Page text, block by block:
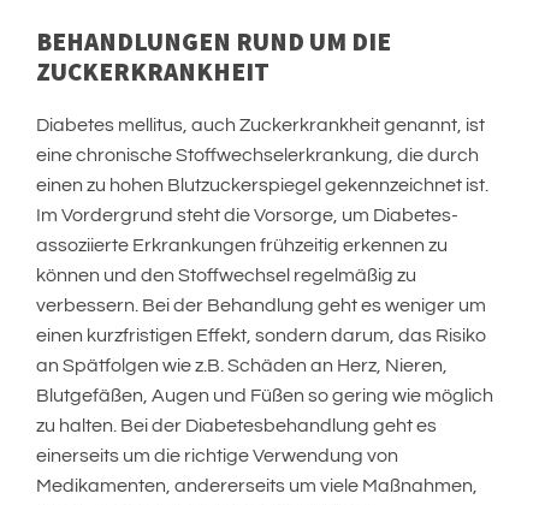
BEHANDLUNGEN RUND UM DIE
ZUCKERKRANKHEIT
Diabetes mellitus, auch Zuckerkrankheit genannt, ist
eine chronische Stoffwechselerkrankung, die durch
einen zu hohen Blutzuckerspiegel gekennzeichnet ist.
Im Vordergrund steht die Vorsorge, um Diabetes-
assoziierte Erkrankungen frühzeitig erkennen zu
können und den Stoffwechsel regelmäßig zu
verbessern. Bei der Behandlung geht es weniger um
einen kurzfristigen Effekt, sondern darum, das Risiko
an Spätfolgen wie z.B. Schäden an Herz, Nieren,
Blutgefäßen, Augen und Füßen so gering wie möglich
zu halten. Bei der Diabetesbehandlung geht es
einerseits um die richtige Verwendung von
Medikamenten, andererseits um viele Maßnahmen,